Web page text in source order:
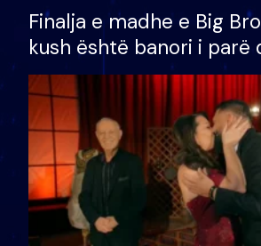
Finalja e madhe e Big
kush është banori i parë
shtëpinë dhe humb
të fituar çmimin e madh